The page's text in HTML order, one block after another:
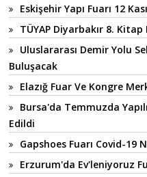
Eskişehir Yapı Fuarı 12
TÜYAP Diyarbakır 8. Kitap
Uluslararası Demir Yolu
Buluşacak
Elazığ Fuar Ve Kongre
Bursa'da Temmuzda
Edildi
Gapshoes Fuarı Covid-19
Erzurum'da Ev'leniyoruz